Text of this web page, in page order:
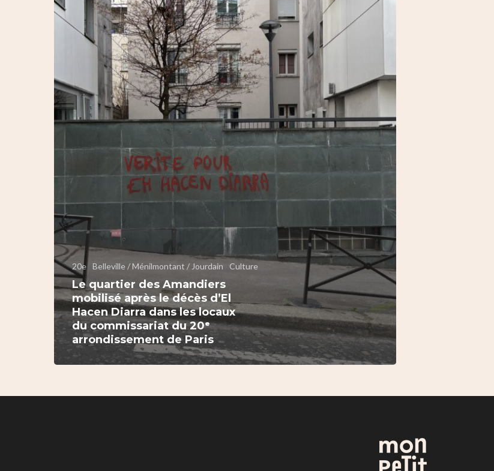
20e Belleville / Ménilmontant / Jourdain Culture
Le quartier des Amandiers
mobilisé après le décès d’El
Hacen Diarra dans les locaux
du commissariat du 20ᵉ
arrondissement de Paris